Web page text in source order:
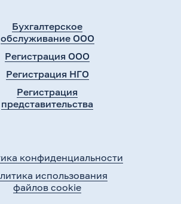
Бухгалтерское
обслуживание ООО
Регистрация ООО
Регистрация НГО
Регистрация
представительства
конфиденциальности
использования
файлов cookie